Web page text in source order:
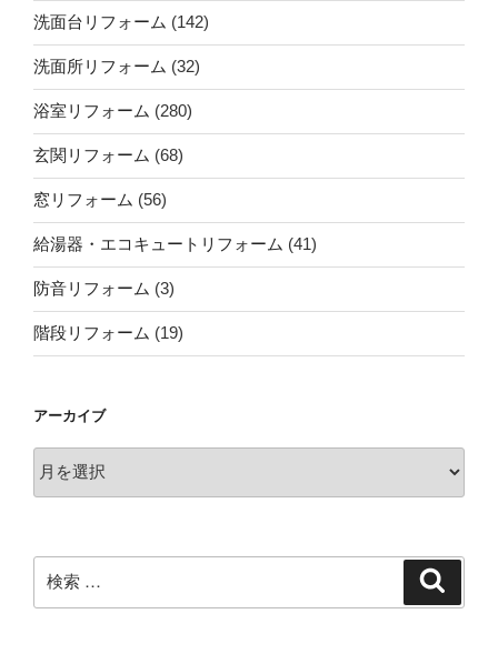
洗面台リフォーム (142)
洗面所リフォーム (32)
浴室リフォーム (280)
玄関リフォーム (68)
窓リフォーム (56)
給湯器・エコキュートリフォーム (41)
防音リフォーム (3)
階段リフォーム (19)
アーカイブ
ー
索: